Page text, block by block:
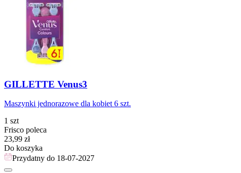
GILLETTE Venus3
Maszynki jednorazowe dla kobiet 6 szt.
1 szt
Frisco poleca
Cena
23,99 zł
Do koszyka
Przydatny do 18-07-2027